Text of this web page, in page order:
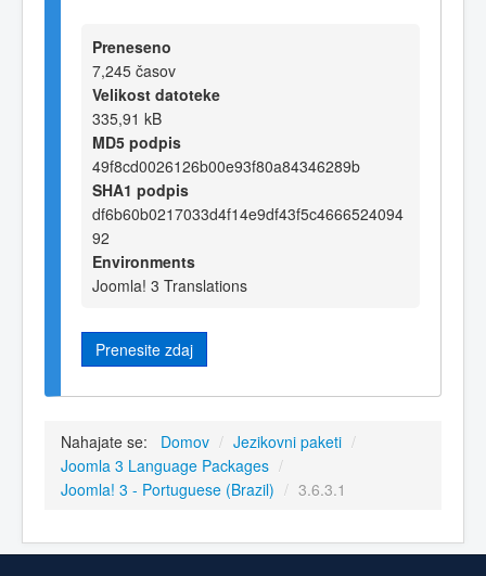
Preneseno
7,245 časov
Velikost datoteke
335,91 kB
MD5 podpis
49f8cd0026126b00e93f80a84346289b
SHA1 podpis
df6b60b0217033d4f14e9df43f5c4666524094
92
Environments
Joomla! 3 Translations
Prenesite zdaj
Nahajate se: Domov / Jezikovni paketi /
Joomla 3 Language Packages /
Joomla! 3 - Portuguese (Brazil) / 3.6.3.1